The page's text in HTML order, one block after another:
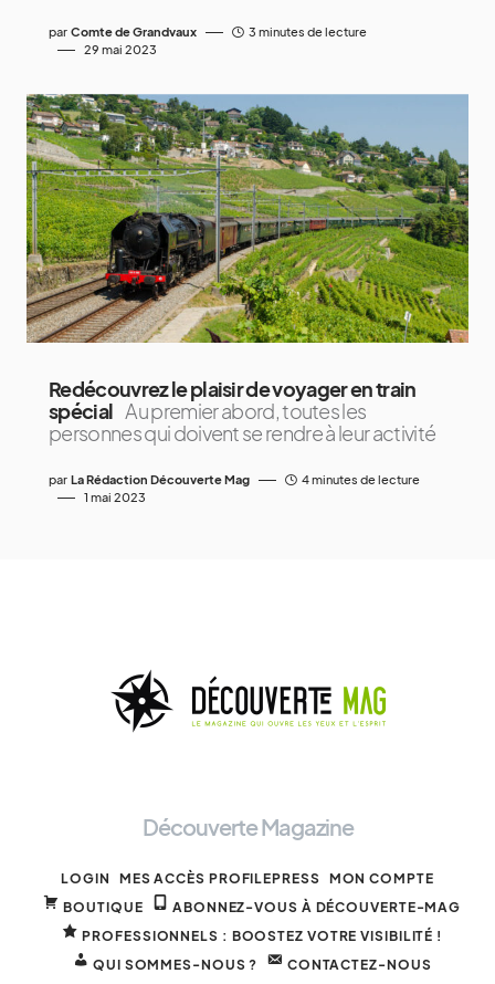
par Comte de Grandvaux
3 minutes de lecture
29 mai 2023
Redécouvrez le plaisir de voyager en train
spécial Au premier abord, toutes les
personnes qui doivent se rendre à leur activité
par La Rédaction Découverte Mag
4 minutes de lecture
1 mai 2023
Découverte Magazine
LOGIN MES ACCÈS PROFILEPRESS MON COMPTE
BOUTIQUE
ABONNEZ-VOUS À DÉCOUVERTE-MAG
PROFESSIONNELS : BOOSTEZ VOTRE VISIBILITÉ !
QUI SOMMES-NOUS ?
CONTACTEZ-NOUS